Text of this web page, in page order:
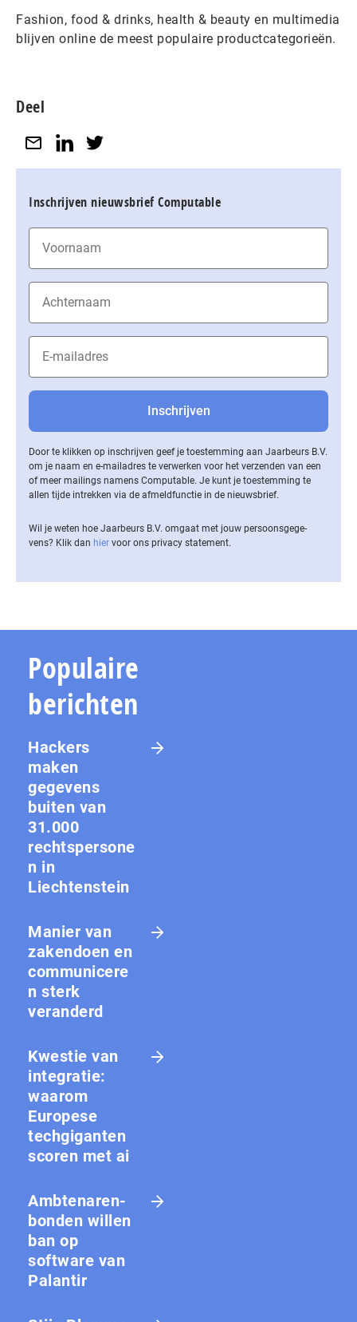
Fashion, food & drinks, health & beauty en multimedia
blijven online de meest populaire productcategorieën. ​
Deel
Inschrijven nieuwsbrief Computable
Door te klikken op inschrijven geef je toestemming aan Jaarbeurs B.V.
om je naam en e-mailadres te verwerken voor het verzenden van een
of meer mailings namens Computable. Je kunt je toestemming te
allen tijde intrekken via de af­meld­func­tie in de nieuwsbrief.
Wil je weten hoe Jaarbeurs B.V. omgaat met jouw per­soons­ge­ge­
vens? Klik dan hier voor ons privacy statement.
Populaire
berichten
Hackers
maken
gegevens
buiten van
31.000
rechtspersone
n in
Liechtenstein
Manier van
zakendoen en
communicere
n sterk
veranderd
Kwestie van
integratie:
waarom
Europese
techgiganten
scoren met ai
Amb­te­na­ren­
bon­den willen
ban op
software van
Palantir